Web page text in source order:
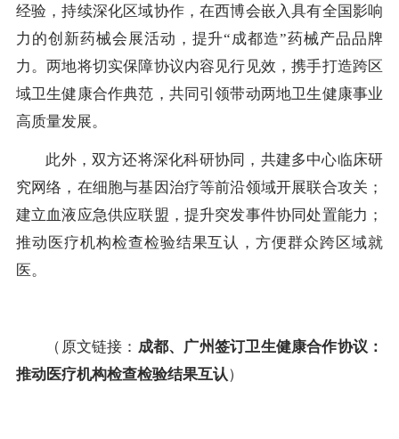
经验，持续深化区域协作，在西博会嵌入具有全国影响
力的创新药械会展活动，提升“成都造”药械产品品牌
力。两地将切实保障协议内容见行见效，携手打造跨区
域卫生健康合作典范，共同引领带动两地卫生健康事业
高质量发展。
此外，双方还将深化科研协同，共建多中心临床研
究网络，在细胞与基因治疗等前沿领域开展联合攻关；
建立血液应急供应联盟，提升突发事件协同处置能力；
推动医疗机构检查检验结果互认，方便群众跨区域就
医。
（原文链接： 成都、广州签订卫生健康合作协议：
推动医疗机构检查检验结果互认）